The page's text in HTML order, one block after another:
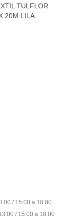
TULFLOR
20M LILA
/ 15:00 a 18:00
/ 15:00 a 18:00